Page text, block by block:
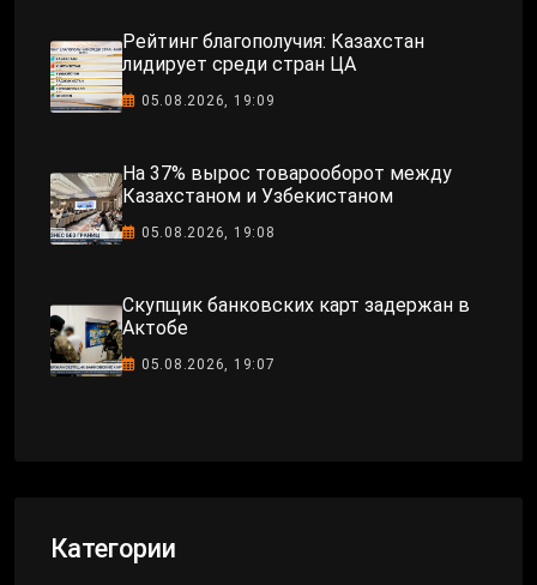
Рейтинг благополучия: Казахстан
лидирует среди стран ЦА
05.08.2026, 19:09
На 37% вырос товарооборот между
Казахстаном и Узбекистаном
05.08.2026, 19:08
Скупщик банковских карт задержан в
Актобе
05.08.2026, 19:07
Категории